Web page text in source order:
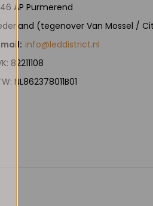
AP Purmerend
(tegenover Van Mossel /
info@leddistrict.nl
82211108
NL862378011B01